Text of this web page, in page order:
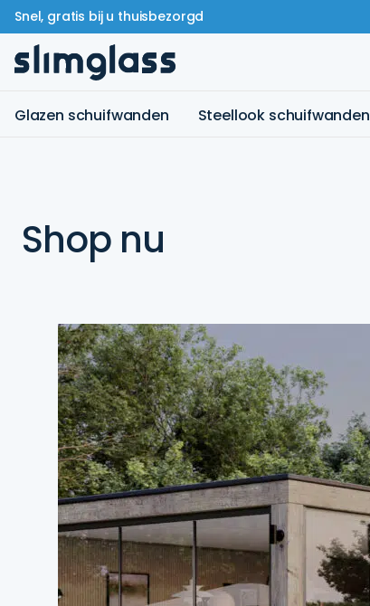
Snel, gratis bij u thuisbezorgd
Glazen schuifwanden Steellook schuifwanden
Shop nu